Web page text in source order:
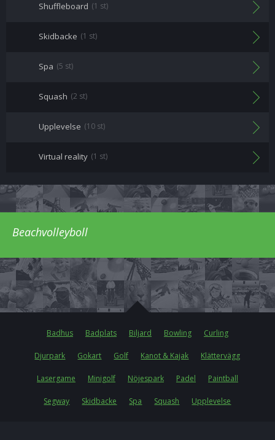
Shuffleboard (1 st)
Skidbacke (1 st)
Spa (5 st)
Squash (2 st)
Upplevelse (10 st)
Virtual reality (1 st)
Beachvolleyboll
Badhus Badplats Biljard Bowling Curling
Djurpark Gokart Golf Kanot & Kajak Klättervägg
Lasergame Minigolf Nöjespark Padel Paintball
Segway Skidbacke Spa Squash Upplevelse